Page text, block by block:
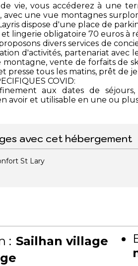
vie, vous accéderez à une
avec une vue montagnes
dispose d'une place de
et lingerie obligatoire 70 euros à
divers services de
d'activités, partenariat avec
vente de forfaits de
presse tous les matins, prêt de
COVID:
aux dates de
avoir et utilisable en une ou
avec cet hébergement
St Lary
: Sailhan village